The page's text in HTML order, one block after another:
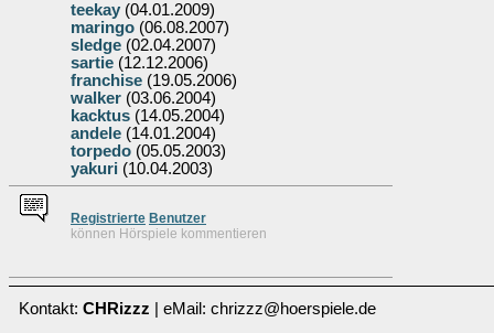
teekay (04.01.2009)
maringo (06.08.2007)
sledge (02.04.2007)
sartie (12.12.2006)
franchise (19.05.2006)
walker (03.06.2004)
kacktus (14.05.2004)
andele (14.01.2004)
torpedo (05.05.2003)
yakuri (10.04.2003)
Registrierte Benutzer
können Hörspiele kommentieren
Kontakt: CHRizzz | eMail: chrizzz@hoerspiele.de